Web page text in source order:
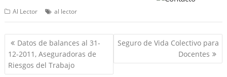
Al Lector al lector
Navegación
de
entradas
Datos de balances al 31-
12-2011, Aseguradoras de
Riesgos del Trabajo
Seguro de Vida Colectivo para
Docentes